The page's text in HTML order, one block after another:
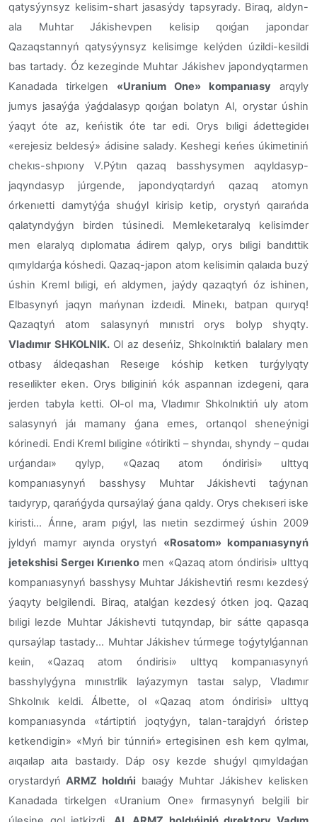
qatysýynsyz kelisim-shart jasasýdy tapsyrady. Biraq, aldyn-
ala Muhtar Jákishevpen kelisip qoıǵan japondar
Qazaqstannyń qatysýynsyz kelisimge kelýden úzildi-kesildi
bas tartady. Óz kezeginde Muhtar Jákishev japondyqtarmen
Kanadada tirkelgen «Uranium One» kompanıasy arqyly
jumys jasaýǵa ýaǵdalasyp qoıǵan bolatyn Al, orystar úshin
ýaqyt óte az, keńistik óte tar edi. Orys bıligi ádettegideı
«erejesiz beldesý» ádisine salady. Keshegi keńes úkimetiniń
chekıs-shpıony V.Pýtın qazaq basshysymen aqyldasyp-
jaqyndasyp júrgende, japondyqtardyń qazaq atomyn
órkenıetti damytýǵa shuǵyl kirisip ketip, orystyń qaırańda
qalatyndyǵyn birden túsinedi. Memleketaralyq kelisimder
men elaralyq dıplomatıa ádirem qalyp, orys bıligi bandıttik
qımyldarǵa kóshedi. Qazaq-japon atom kelisimin qalaıda buzý
úshin Kreml bıligi, eń aldymen, jaýdy qazaqtyń óz ishinen,
Elbasynyń jaqyn mańynan izdeıdi. Minekı, batpan quıryq!
Qazaqtyń atom salasynyń mınıstri orys bolyp shyqty.
Vladımır SHKOLNIK. Ol az deseńiz, Shkolnıktiń balalary men
otbasy áldeqashan Reseıge kóship ketken turǵylyqty
reseılikter eken. Orys bıliginiń kók aspannan izdegeni, qara
jerden tabyla ketti. Ol-ol ma, Vladımır Shkolnıktiń uly atom
salasynyń jáı mamany ǵana emes, ortanqol sheneýnigi
kórinedi. Endi Kreml bıligine «ótirikti – shyndaı, shyndy – qudaı
urǵandaı» qylyp, «Qazaq atom óndirisi» ulttyq
kompanıasynyń basshysy Muhtar Jákishevti taǵynan
taıdyryp, qarańǵyda qursaýlaý ǵana qaldy. Orys chekıseri iske
kiristi... Árıne, aram pıǵyl, las nıetin sezdirmeý úshin 2009
jyldyń mamyr aıynda orystyń «Rosatom» kompanıasynyń
jetekshisi Sergeı Kırıenko men «Qazaq atom óndirisi» ulttyq
kompanıasynyń basshysy Muhtar Jákishevtiń resmı kezdesý
ýaqyty belgilendi. Biraq, atalǵan kezdesý ótken joq. Qazaq
bıligi lezde Muhtar Jákishevti tutqyndap, bir sátte qapasqa
qursaýlap tastady... Muhtar Jákishev túrmege toǵytylǵannan
keıin, «Qazaq atom óndirisi» ulttyq kompanıasynyń
basshylyǵyna mınıstrlik laýazymyn tastaı salyp, Vladımır
Shkolnık keldi. Álbette, ol «Qazaq atom óndirisi» ulttyq
kompanıasynda «tártiptiń joqtyǵyn, talan-tarajdyń óristep
ketkendigin» «Myń bir túnniń» ertegisinen esh kem qylmaı,
aıqaılap aıta bastaıdy. Dáp osy kezde shuǵyl qımyldaǵan
orystardyń ARMZ holdıńi baıaǵy Muhtar Jákishev kelisken
Kanadada tirkelgen «Uranium One» fırmasynyń belgili bir